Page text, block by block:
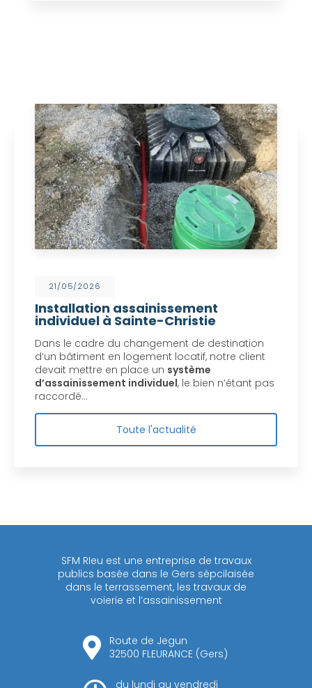
21/05/2026
Installation assainissement
individuel à Sainte-Christie
Dans le cadre du changement de destination
d’un bâtiment en logement locatif, notre client
devait mettre en place un système
d’assainissement individuel, le bien n’étant pas
raccordé…
Toute l'actualité
SFM RIeu est une entreprise de travaux
publics basée dans le Gers sépcilaisée
dans le terrassement, les travaux de
voierie et l’assainissement
Route de Jegun
32500 FLEURANCE (Gers)
du lundi au vendredi